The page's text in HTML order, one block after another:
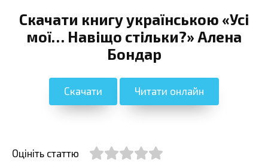
Скачати книгу українською «Усі
мої… Навіщо стільки?» Алена
Бондар
Скачати Читати онлайн
Оцініть статтю